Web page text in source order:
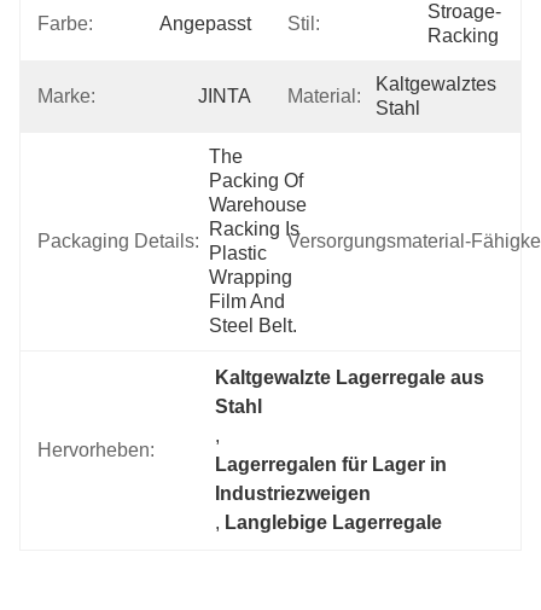
Farbe: Angepasst Stil:
Stroage-
Racking
Marke: JINTA Material:
Kaltgewalztes
Stahl
Packaging Details:
The
Packing Of
Warehouse
Racking Is
Plastic
Wrapping
Film And
Steel Belt.
Versorgungsmaterial-
Hervorheben:
Kaltgewalzte Lagerregale aus
Stahl
,
Lagerregalen für Lager in
Industriezweigen
, Langlebige Lagerregale